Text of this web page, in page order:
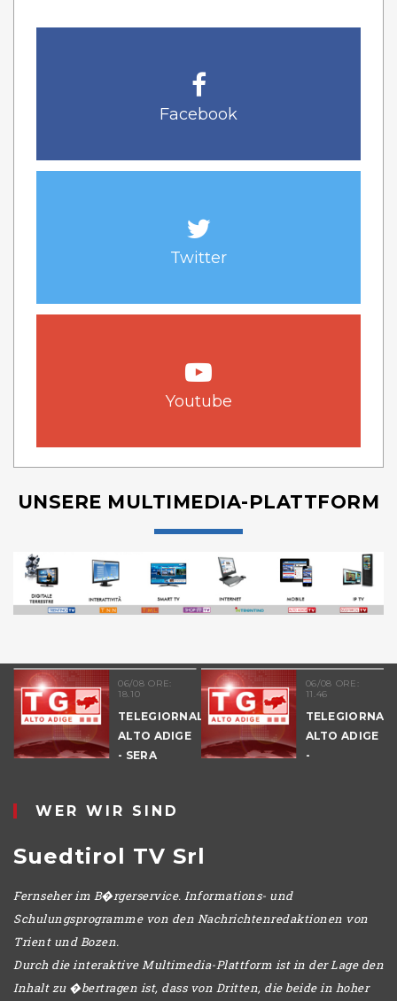
Facebook
Twitter
Youtube
UNSERE MULTIMEDIA-PLATTFORM
06/08 ORE:
18.10
TELEGIORNALE
ALTO ADIGE
- SERA
06/08 ORE:
11.46
ALTO ADIGE
-
WER WIR SIND
Suedtirol TV Srl
Fernseher im B�rgerservice. Informations- und
Schulungsprogramme von den Nachrichtenredaktionen von
Trient und Bozen.
Durch die interaktive Multimedia-Plattform ist in der Lage den
Inhalt zu �bertragen ist, dass von Dritten, die beide in hoher